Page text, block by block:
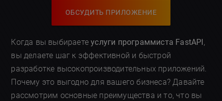
ОБСУДИТЬ ПРИЛОЖЕНИЕ
Когда вы выбираетеуслуги программиста FastAPI,
вы делаете шаг к эффективной и быстрой
разработке высокопроизводительных приложений.
Почему это выгодно для вашего бизнеса? Давайте
рассмотрим основные преимущества и то, что вы